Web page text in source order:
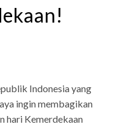
Indonesia yang
ingin membagikan
hari Kemerdekaan